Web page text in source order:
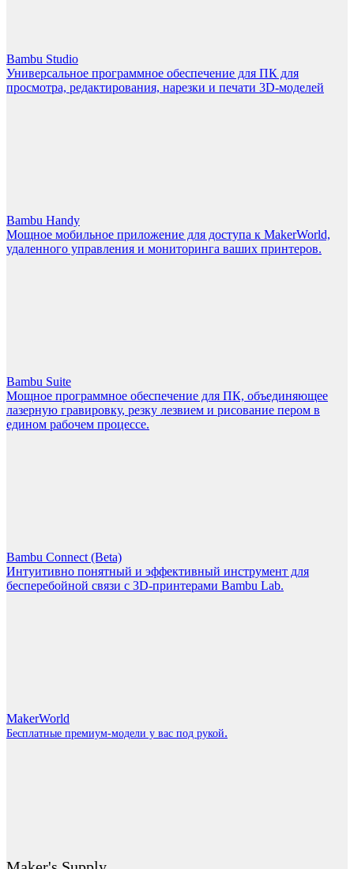
Bambu Studio
Универсальное программное обеспечение для ПК для
просмотра, редактирования, нарезки и печати 3D-моделей
Bambu Handy
Мощное мобильное приложение для доступа к MakerWorld,
удаленного управления и мониторинга ваших принтеров.
Bambu Suite
Мощное программное обеспечение для ПК, объединяющее
лазерную гравировку, резку лезвием и рисование пером в
едином рабочем процессе.
Bambu Connect (Beta)
Интуитивно понятный и эффективный инструмент для
бесперебойной связи с 3D-принтерами Bambu Lab.
MakerWorld
Бесплатные премиум-модели у вас под рукой.